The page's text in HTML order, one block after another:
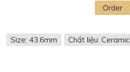
Order
Size: 43.6mm Chất liệu: Ceramic